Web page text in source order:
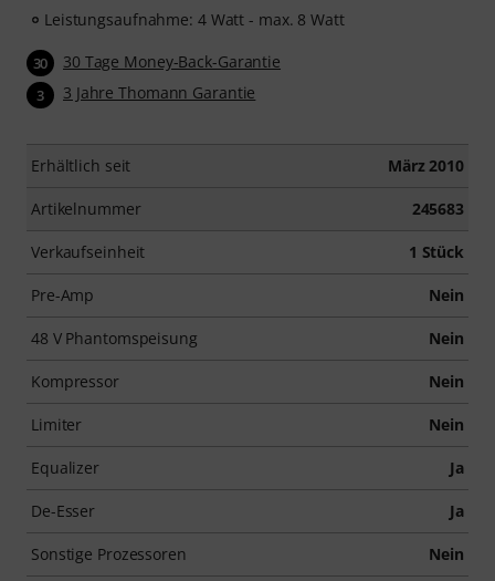
Leistungsaufnahme: 4 Watt - max. 8 Watt
30 30 Tage Money-Back-Garantie
3 3 Jahre Thomann Garantie
Erhältlich seit März 2010
Artikelnummer 245683
Verkaufseinheit 1 Stück
Pre-Amp Nein
48 V Phantomspeisung Nein
Kompressor Nein
Limiter Nein
Equalizer Ja
De-Esser Ja
Sonstige Prozessoren Nein